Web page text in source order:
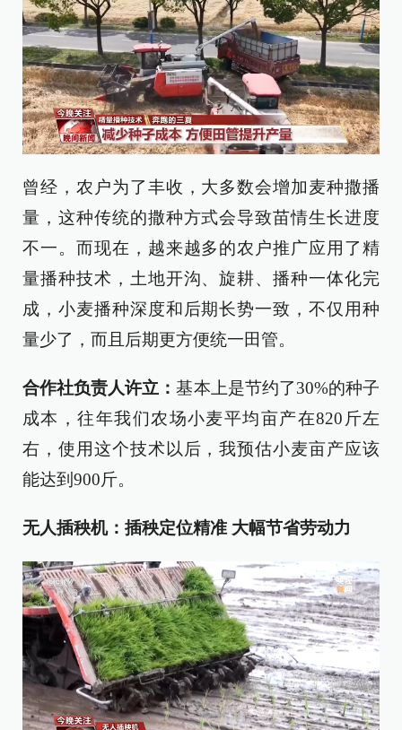
曾经，农户为了丰收，大多数会增加麦种撒播
量，这种传统的撒种方式会导致苗情生长进度
不一。而现在，越来越多的农户推广应用了精
量播种技术，土地开沟、旋耕、播种一体化完
成，小麦播种深度和后期长势一致，不仅用种
量少了，而且后期更方便统一田管。
合作社负责人许立：基本上是节约了30%的种子
成本，往年我们农场小麦平均亩产在820斤左
右，使用这个技术以后，我预估小麦亩产应该
能达到900斤。
无人插秧机：插秧定位精准 大幅节省劳动力